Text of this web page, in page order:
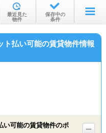
す
・駅から
産会社から
最近見た
物件
保存中の
条件
ト払い可能の賃貸物件情報
い可能の賃貸物件のポ